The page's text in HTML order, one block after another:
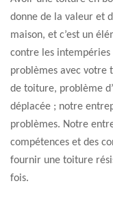
donne de la valeur et
maison, et c’est un
contre les intempéries
problèmes avec votre
de toiture, problème
déplacée ; notre
problèmes. Notre
compétences et des
fournir une toiture
fois.